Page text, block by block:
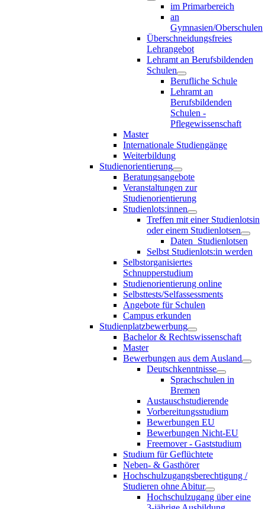
im Primarbereich
an
Gymnasien/Oberschulen
Überschneidungsfreies
Lehrangebot
Lehramt an Berufsbildenden
Schulen
Berufliche Schule
Lehramt an
Berufsbildenden
Schulen -
Pflegewissenschaft
Master
Internationale Studiengänge
Weiterbildung
Studienorientierung
Beratungsangebote
Veranstaltungen zur
Studienorientierung
Studienlots:innen
Treffen mit einer Studienlotsin
oder einem Studienlotsen
Daten_Studienlotsen
Selbst Studienlots:in werden
Selbstorganisiertes
Schnupperstudium
Studienorientierung online
Selbsttests/Selfassessments
Angebote für Schulen
Campus erkunden
Studienplatzbewerbung
Bachelor & Rechtswissenschaft
Master
Bewerbungen aus dem Ausland
Deutschkenntnisse
Sprachschulen in
Bremen
Austauschstudierende
Vorbereitungsstudium
Bewerbungen EU
Bewerbungen Nicht-EU
Freemover - Gaststudium
Studium für Geflüchtete
Neben- & Gasthörer
Hochschulzugangsberechtigung /
Studieren ohne Abitur
Hochschulzugang über eine